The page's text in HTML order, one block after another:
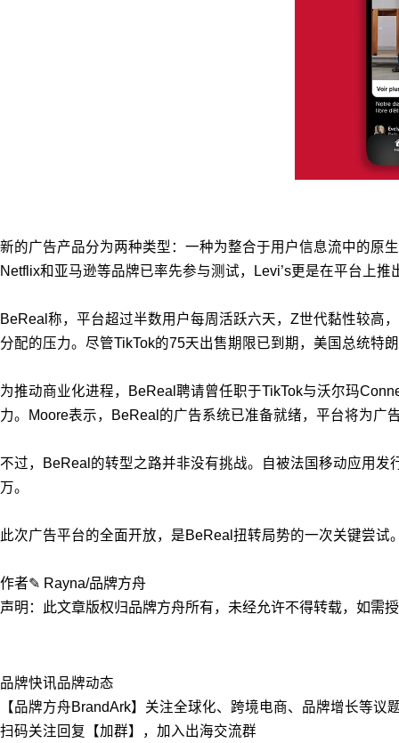
新的广告产品分为两种类型：一种为整合于用户信息流中的原
Netflix和亚马逊等品牌已率先参与测试，Levi’s更是在平台上
BeReal称，平台超过半数用户每周活跃六天，Z世代黏性较高
分配的压力。尽管TikTok的75天出售期限已到期，美国总统特
为推动商业化进程，BeReal聘请曾任职于TikTok与沃尔玛
力。Moore表示，BeReal的广告系统已准备就绪，平台将为广
不过，BeReal的转型之路并非没有挑战。自被法国移动应用
万。
此次广告平台的全面开放，是BeReal扭转局势的一次关键尝
作者✎ Rayna/品牌方舟
声明：此文章版权归品牌方舟所有，未经允许不得转载，如需
品牌快讯品牌动态
【品牌方舟BrandArk】关注全球化、跨境电商、品牌增长等议
扫码关注回复【加群】，加入出海交流群